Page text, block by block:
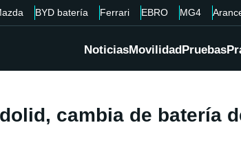
BYD batería Ferrari EBRO MG4
NoticiasMovilidadPruebas
cambia de batería